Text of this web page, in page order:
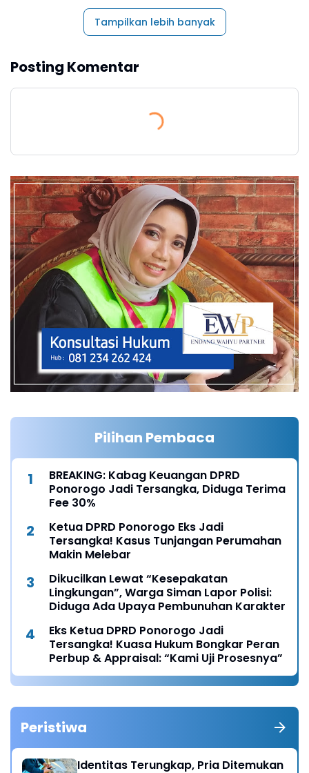
Tampilkan lebih banyak
Posting Komentar
Pilihan Pembaca
BREAKING: Kabag Keuangan DPRD
Ponorogo Jadi Tersangka, Diduga Terima
Fee 30%
Ketua DPRD Ponorogo Eks Jadi
Tersangka! Kasus Tunjangan Perumahan
Makin Melebar
Dikucilkan Lewat “Kesepakatan
Lingkungan”, Warga Siman Lapor Polisi:
Diduga Ada Upaya Pembunuhan Karakter
Eks Ketua DPRD Ponorogo Jadi
Tersangka! Kuasa Hukum Bongkar Peran
Perbup & Appraisal: “Kami Uji Prosesnya”
Peristiwa
Identitas Terungkap, Pria Ditemukan